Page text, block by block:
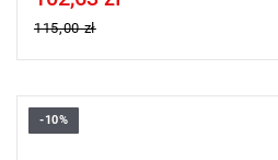
115,00 zł
• Jasność 75, 150 lumenów
-10%